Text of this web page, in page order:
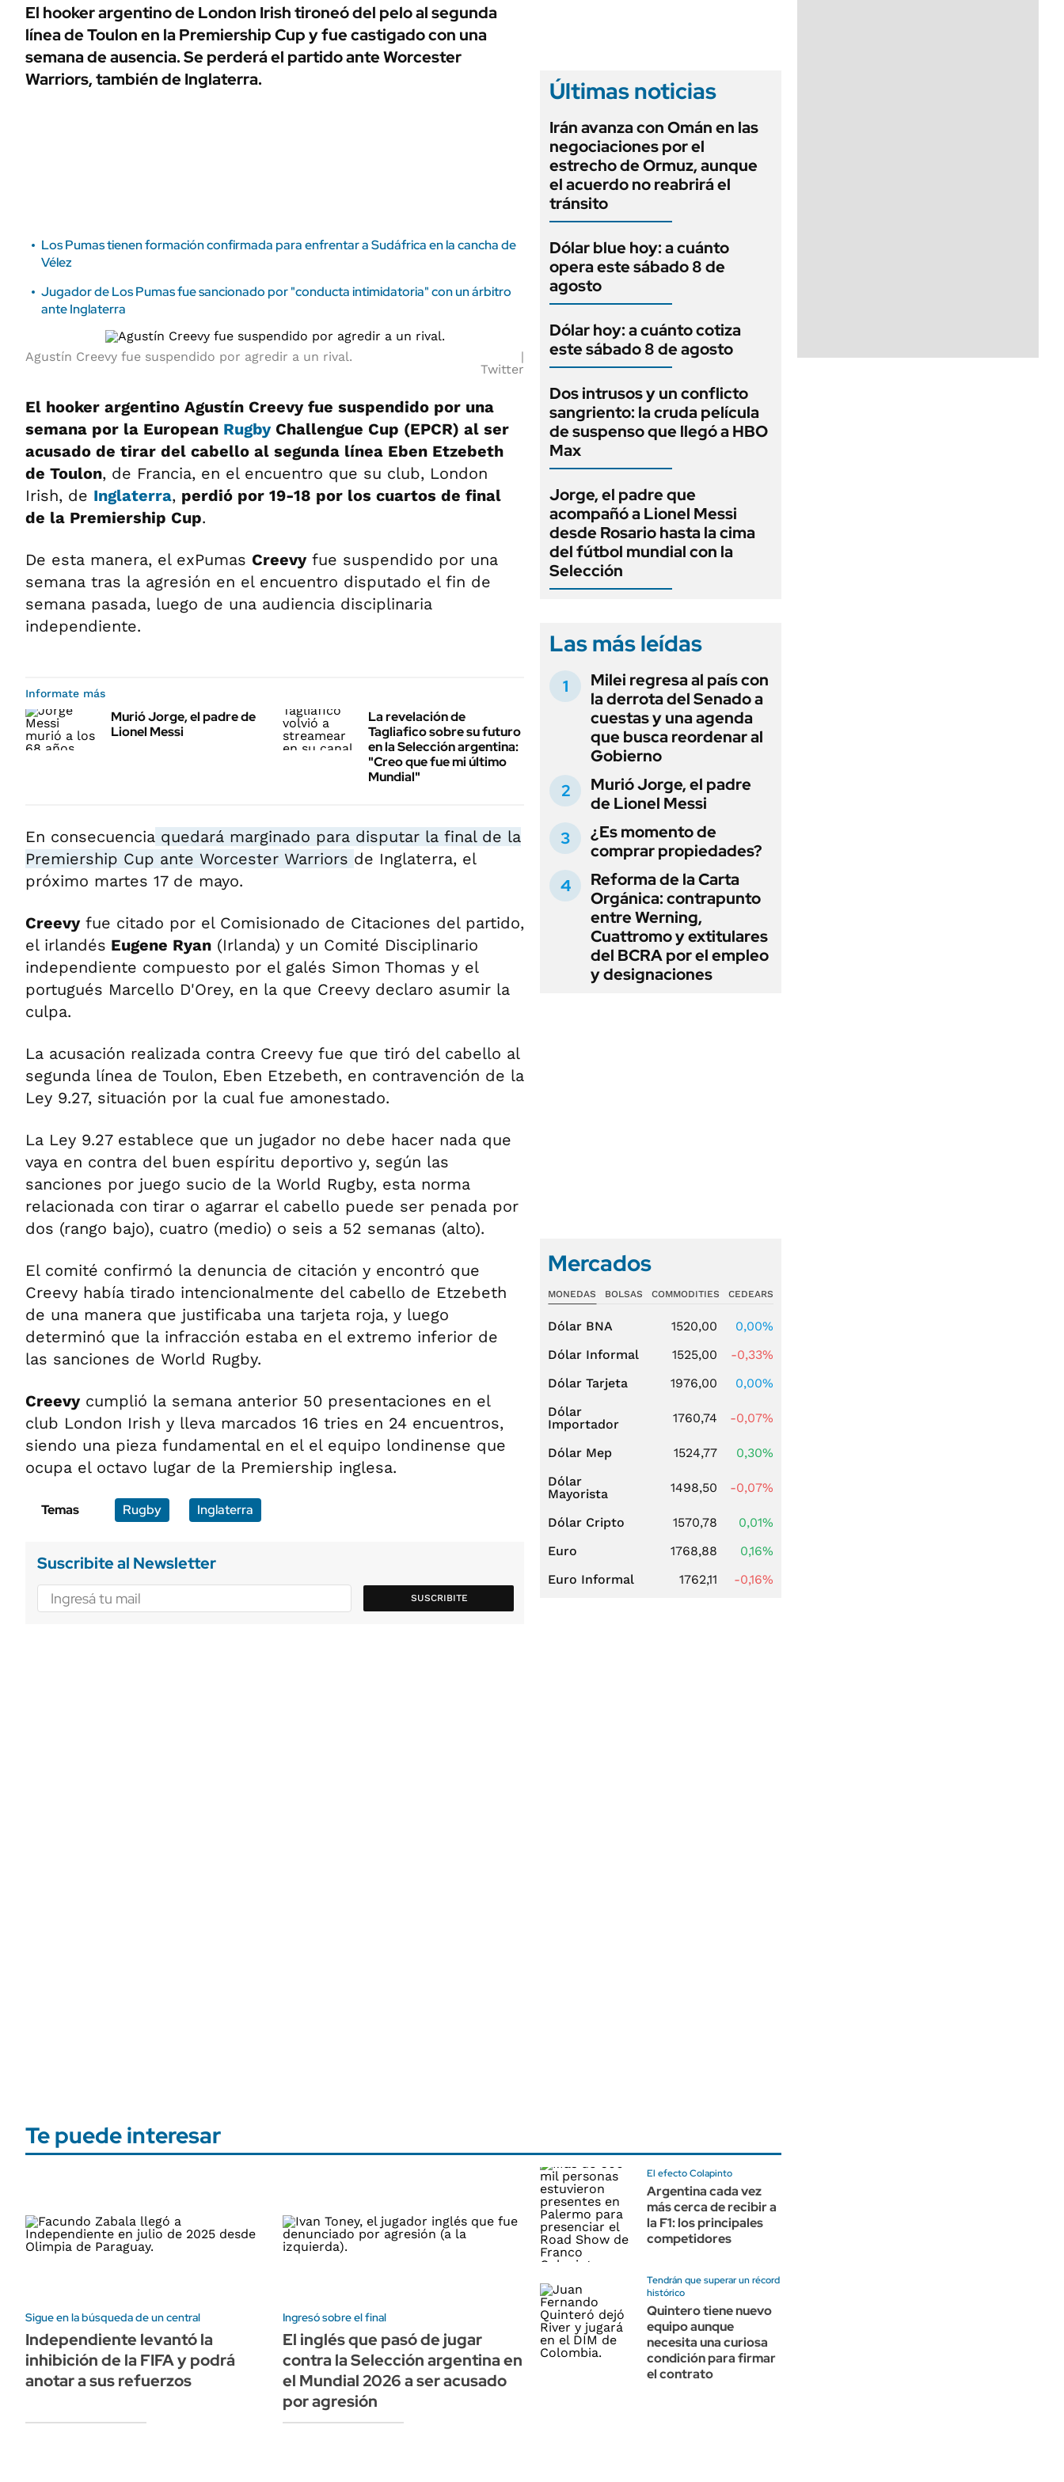
ÁMBITO DEBATE
MEDIAKIT AMBITO DEBATE
URUGUAY
LIFESTYLE
AUTOS
El hooker argentino de London Irish tironeó del pelo al segunda
línea de Toulon en la Premiership Cup y fue castigado con una
semana de ausencia. Se perderá el partido ante Worcester
Warriors, también de Inglaterra.
Los Pumas tienen formación confirmada para enfrentar a Sudáfrica en la cancha de
Vélez
Jugador de Los Pumas fue sancionado por "conducta intimidatoria" con un árbitro
ante Inglaterra
Agustín Creevy fue suspendido por agredir a un rival.
Twitter
El hooker argentino Agustín Creevy fue suspendido por una
semana por la European RugbyChallengue Cup (EPCR) al ser
acusado de tirar del cabello al segunda línea Eben Etzebeth
de Toulon, de Francia, en el encuentro que su club, London
Irish, de Inglaterra, perdió por 19-18 por los cuartos de final
de la Premiership Cup.
De esta manera, el exPumas Creevyfue suspendido por una
semana tras la agresión en el encuentro disputado el fin de
semana pasada, luego de una audiencia disciplinaria
independiente.
Informate más
Murió Jorge, el padre de
Lionel Messi
La revelación de
Tagliafico sobre su futuro
en la Selección argentina:
"Creo que fue mi último
Mundial"
En consecuencia quedará marginado para disputar la final de la
Premiership Cup ante Worcester Warriors de Inglaterra, el
próximo martes 17 de mayo.
Creevyfue citado por el Comisionado de Citaciones del partido,
el irlandés Eugene Ryan (Irlanda) y un Comité Disciplinario
independiente compuesto por el galés Simon Thomas y el
portugués Marcello D'Orey, en la que Creevy declaro asumir la
culpa.
La acusación realizada contra Creevy fue que tiró del cabello al
segunda línea de Toulon, Eben Etzebeth, en contravención de la
Ley 9.27, situación por la cual fue amonestado.
La Ley 9.27 establece que un jugador no debe hacer nada que
vaya en contra del buen espíritu deportivo y, según las
sanciones por juego sucio de la World Rugby, esta norma
relacionada con tirar o agarrar el cabello puede ser penada por
dos (rango bajo), cuatro (medio) o seis a 52 semanas (alto).
El comité confirmó la denuncia de citación y encontró que
Creevy había tirado intencionalmente del cabello de Etzebeth
de una manera que justificaba una tarjeta roja, y luego
determinó que la infracción estaba en el extremo inferior de
las sanciones de World Rugby.
Creevycumplió la semana anterior 50 presentaciones en el
club London Irish y lleva marcados 16 tries en 24 encuentros,
siendo una pieza fundamental en el el equipo londinense que
ocupa el octavo lugar de la Premiership inglesa.
Temas Rugby Inglaterra
Suscribite al Newsletter
SUSCRIBITE
Últimas noticias
Irán avanza con Omán en las
negociaciones por el
estrecho de Ormuz, aunque
el acuerdo no reabrirá el
tránsito
Dólar blue hoy: a cuánto
opera este sábado 8 de
agosto
Dólar hoy: a cuánto cotiza
este sábado 8 de agosto
Dos intrusos y un conflicto
sangriento: la cruda película
de suspenso que llegó a HBO
Max
Jorge, el padre que
acompañó a Lionel Messi
desde Rosario hasta la cima
del fútbol mundial con la
Selección
Las más leídas
Milei regresa al país con
la derrota del Senado a
cuestas y una agenda
que busca reordenar al
Gobierno
Murió Jorge, el padre
de Lionel Messi
¿Es momento de
comprar propiedades?
Reforma de la Carta
Orgánica: contrapunto
entre Werning,
Cuattromo y extitulares
del BCRA por el empleo
y designaciones
Mercados
MONEDAS BOLSAS COMMODITIES CEDEARS
Dólar BNA 1520,00
0,00%
Dólar Informal
1525,00
-0,33%
Dólar Tarjeta
1976,00
0,00%
Dólar
Importador
1760,74 -0,07%
Dólar Mep 1524,77
0,30%
Dólar
Mayorista
1498,50 -0,07%
Dólar Cripto 1570,78
0,01%
Euro
1768,88
0,16%
Euro Informal
1762,11 -0,16%
Te puede interesar
Sigue en la búsqueda de un central
Independiente levantó la
inhibición de la FIFA y podrá
anotar a sus refuerzos
Ingresó sobre el final
El inglés que pasó de jugar
contra la Selección argentina en
el Mundial 2026 a ser acusado
por agresión
El efecto Colapinto
Argentina cada vez
más cerca de recibir a
la F1: los principales
competidores
Tendrán que superar un récord
histórico
Quintero tiene nuevo
equipo aunque
necesita una curiosa
condición para firmar
el contrato